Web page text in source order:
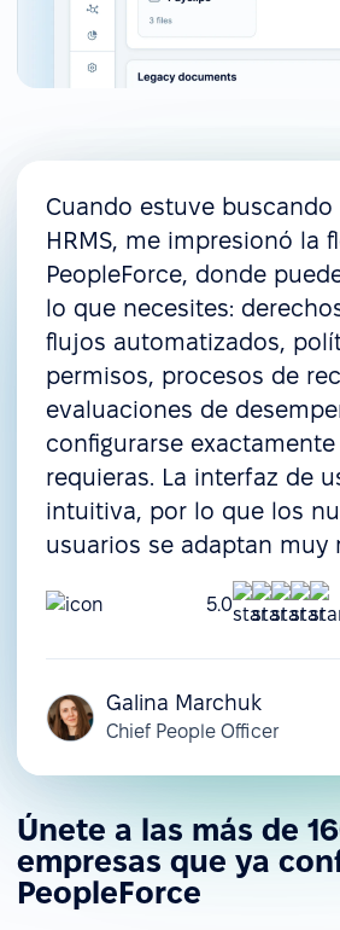
Cuando estuve
HRMS, me impresionó la
PeopleForce, donde
lo que necesites:
flujos automatizados,
permisos, procesos de
evaluaciones de
configurarse
requieras. La interfaz de
intuitiva, por lo que los
usuarios se adaptan muy
5.0
Galina Marchuk
Chief People Officer
Únete a las más de
empresas que ya
PeopleForce